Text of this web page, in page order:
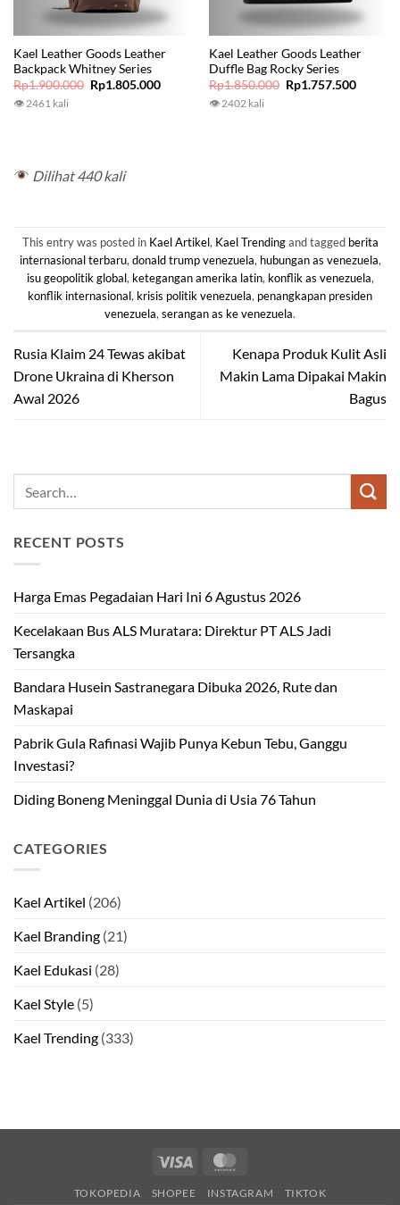
Kael Leather Goods Leather
Backpack Whitney Series
Rp1.900.000 Original
price
Rp1.805.000Current
👁 2461 kali
Kael Leather Goods Leather
Duffle Bag Rocky Series
Rp1.850.000 Original
price
Rp1.757.500Current
👁 2402 kali
Dilihat 440 kali
This entry was posted in Kael Artikel, Kael Trendingand tagged berita
internasional terbaru, donald trump venezuela, hubungan as venezuela,
isu geopolitik global, ketegangan amerika latin, konflik as venezuela,
konflik internasional, krisis politik venezuela, penangkapan presiden
venezuela, serangan as ke venezuela.
Rusia Klaim 24 Tewas akibat
Drone Ukraina di Kherson
Awal 2026
Kenapa Produk Kulit Asli
Makin Lama Dipakai Makin
Bagus
RECENT POSTS
Harga Emas Pegadaian Hari Ini 6 Agustus 2026
Kecelakaan Bus ALS Muratara: Direktur PT ALS Jadi
Tersangka
Bandara Husein Sastranegara Dibuka 2026, Rute dan
Maskapai
Pabrik Gula Rafinasi Wajib Punya Kebun Tebu, Ganggu
Investasi?
Diding Boneng Meninggal Dunia di Usia 76 Tahun
CATEGORIES
Kael Artikel (206)
Kael Branding (21)
Kael Edukasi (28)
Kael Style (5)
Kael Trending (333)
Visa
TOKOPEDIA SHOPEE INSTAGRAM TIKTOK